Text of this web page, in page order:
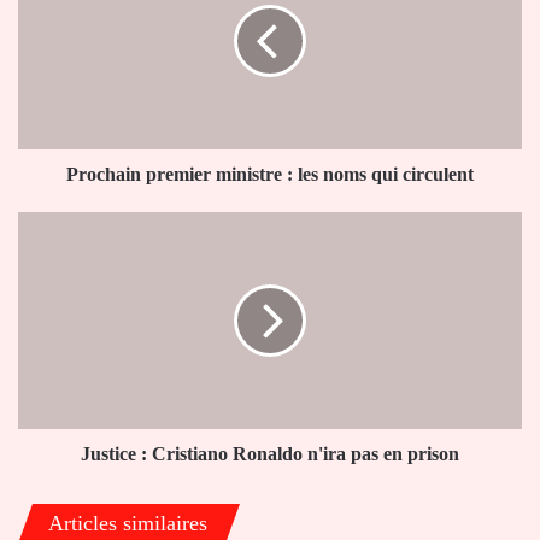
Prochain premier ministre : les noms qui circulent
Justice : Cristiano Ronaldo n'ira pas en prison
Articles similaires